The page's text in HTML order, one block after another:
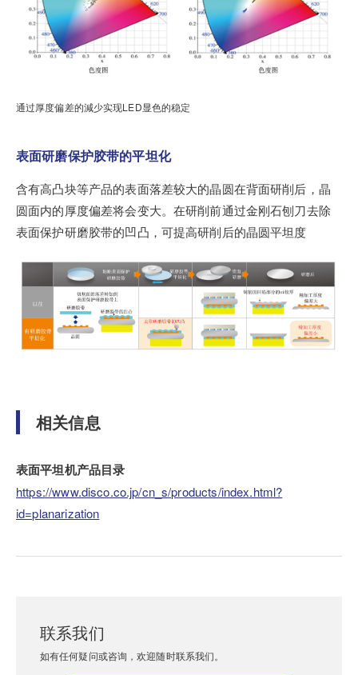
通过厚度偏差的減少实现LED显色的稳定
表面研磨保护胶带的平坦化
含有高凸块等产品的表面落差较大的晶圆在背面研削后，晶
圆面内的厚度偏差将会变大。在研削前通过金刚石刨刀去除
表面保护研磨胶带的凹凸，可提高研削后的晶圆平坦度
相关信息
表面平坦机产品目录
https://www.disco.co.jp/cn_s/products/index.html?
id=planarization
联系我们
如有任何疑问或咨询，欢迎随时联系我们。